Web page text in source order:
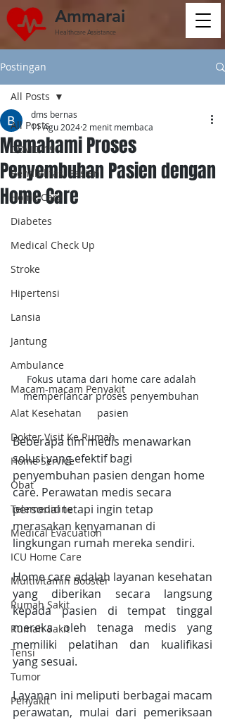
Ammarai
Healthcare Assistance
Postingan
All Posts
COVID-19
Rehabilitasi Pasien
Home Care
Diabetes
Medical Check Up
Stroke
Hipertensi
Lansia
Jantung
Ambulance
Macam-macam Penyakit
Alat Kesehatan
Dokter Visit Ke Rumah
Home Service
Obat
Telemedicine
Medical Evacuation
ICU Home Care
Multivitamin Booster
Rumah Sakit
Rumah Sakit
Tensi
Tumor
Penyakit
All Posts
Memahami Proses
Penyembuhan Pasien dengan
Home Care
dms bernas
11 Agu 2024 2 menit membaca
Fokus utama dari home care adalah
memperlancar proses penyembuhan
pasien
Beberapa tim medis menawarkan
solusi yang efektif bagi
penyembuhan pasien dengan home
care. Perawatan medis secara
personal tetapi ingin tetap
merasakan kenyamanan di
lingkungan rumah mereka sendiri.
Home care adalah layanan kesehatan
yang diberikan secara langsung
kepada pasien di tempat tinggal
mereka oleh tenaga medis yang
memiliki pelatihan dan kualifikasi
yang sesuai.
Layanan ini meliputi berbagai macam
perawatan, mulai dari pemeriksaan